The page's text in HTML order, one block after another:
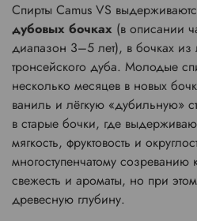
Спирты Camus VS
дубовых бочках (в описании
диапазон 3–5 лет), в бочках из
тронсейского дуба. Молодые
несколько месяцев в новых
ваниль и лёгкую «дубильную»
в старые бочки, где
мягкость, фруктовость и
многоступенчатому созреванию
свежесть и ароматы, но при
древесную глубину.